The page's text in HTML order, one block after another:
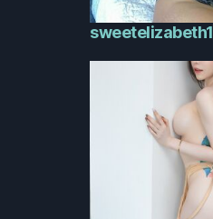
sweetelizabeth1